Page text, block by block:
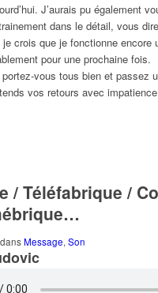
J’aurais pu également
dans le détail, vous
crois que je fonctionne encore
pour une prochaine fois.
vous tous bien et passez
vos retours avec
/ Téléfabrique /
dansMessage, Son